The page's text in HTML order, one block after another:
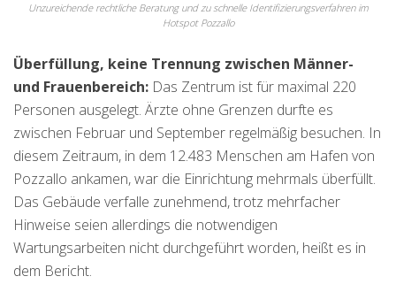
Unzureichende rechtliche Beratung und zu schnelle Identifizierungsverfahren im
Hotspot Pozzallo
Überfüllung, keine Trennung zwischen Männer-
und Frauenbereich: Das Zentrum ist für maximal 220
Personen ausgelegt. Ärzte ohne Grenzen durfte es
zwischen Februar und September regelmäßig besuchen. In
diesem Zeitraum, in dem 12.483 Menschen am Hafen von
Pozzallo ankamen, war die Einrichtung mehrmals überfüllt.
Das Gebäude verfalle zunehmend, trotz mehrfacher
Hinweise seien allerdings die notwendigen
Wartungsarbeiten nicht durchgeführt worden, heißt es in
dem Bericht.